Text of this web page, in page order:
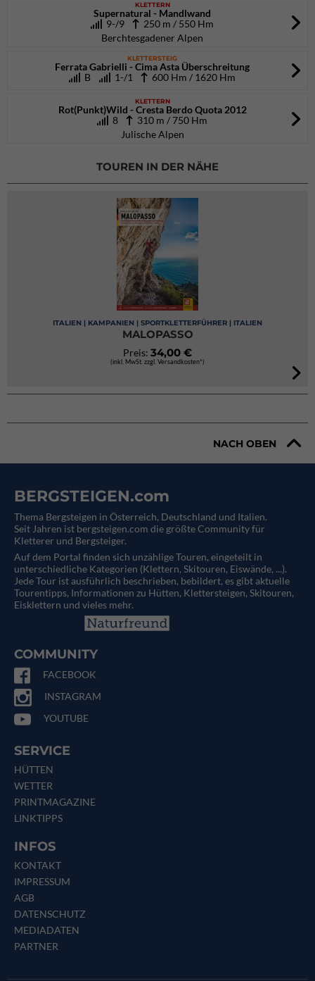
KLETTERN
Supernatural - Mandlwand
9-/9
250 m / 550 Hm
Berchtesgadener Alpen
KLETTERSTEIG
Ferrata Gabrielli - Cima Asta Überschreitung
B
1-/1 600 Hm / 1620 Hm
KLETTERN
Rot(Punkt)Wild - Cresta Berdo Quota 2012
8
310 m / 750 Hm
Julische Alpen
TOUREN IN DER NÄHE
ITALIEN | KAMPANIEN | SPORTKLETTERFÜHRER | ITALIEN
MALOPASSO
Preis: 34,00 €
(inkl. MwSt. zzgl. Versandkosten*)
NACH OBEN
BERGSTEIGEN.com
Thema Bergsteigen in Österreich, Deutschland und Italien.
Seit Jahren ist bergsteigen.com die größte Community für
Kletterer und Bergsteiger.
Auf dem Portal finden sich unzählige Touren, eingeteilt in
unterschiedliche Kategorien (Klettern, Skitouren, Eiswände, ...).
Jede Tour ist ausführlich beschrieben, bebildert, es gibt aktuelle
Tourentipps, Informationen zu Hütten, Klettersteigen, Skitouren,
Eisklettern und vieles mehr.
COMMUNITY
FACEBOOK
INSTAGRAM
YOUTUBE
SERVICE
HÜTTEN
WETTER
PRINTMAGAZINE
LINKTIPPS
INFOS
KONTAKT
IMPRESSUM
AGB
DATENSCHUTZ
MEDIADATEN
PARTNER